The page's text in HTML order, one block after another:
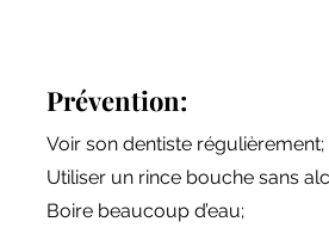
Prévention:
Voir son dentiste régulièrement;
Utiliser un rince bouche sans
Boire beaucoup d’eau;